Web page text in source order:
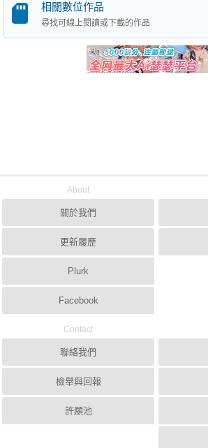
相關數位作品
尋找可線上閱讀或下載的作品
About
關於我們
更新履歷
Plurk
Facebook
Contact
聯絡我們
檢舉與回報
許願池